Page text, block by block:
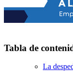
Tabla de
La